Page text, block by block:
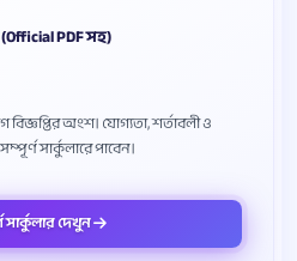
(Official PDF সহ)
অংশ। যোগ্যতা, শর্তাবলী ও
সার্কুলার দেখুন